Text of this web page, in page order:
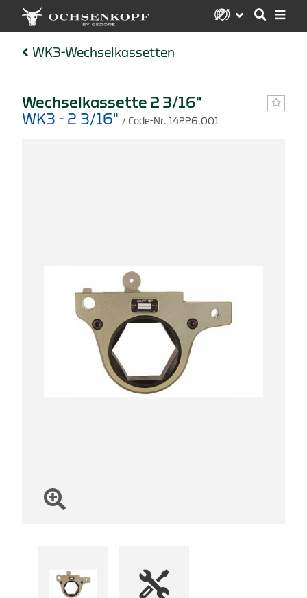
WK3-Wechselkassetten
Wechselkassette 2 3/16"
WK3 - 2 3/16" / Code-Nr. 14226.001